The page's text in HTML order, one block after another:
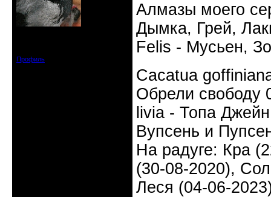
Профиль
Алмазы моего
Дымка, Грей,
Felis - Мусьен,
Cacatua
Обрели свободу
livia - Топа
Вупсень и
На радуге: Кра
(30-08-2020),
Леся (04-06-